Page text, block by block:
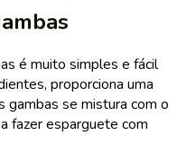
é muito simples e fácil
proporciona uma
gambas se mistura com o
fazer esparguete com